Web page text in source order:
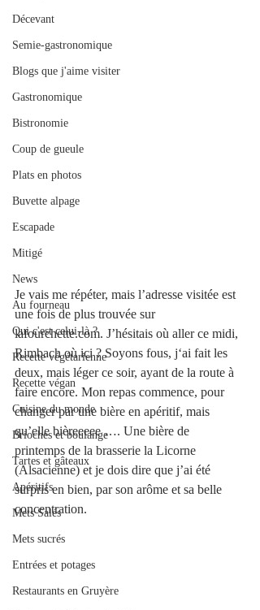
Décevant
Semie-gastronomique
Blogs que j'aime visiter
Gastronomique
Bistronomie
Coup de gueule
Plats en photos
Buvette alpage
Escapade
Mitigé
News
Au fourneau
Qui c'est celui-là ?
Recette végétarienne
Recette végan
Cuisine du monde
Brioches et boulange
Tartes et gâteaux
Apéritifs
Mets Salés
Mets sucrés
Entrées et potages
Restaurants en Gruyère
Je vais me répéter, mais l’adresse visitée est
une fois de plus trouvée sur
lafourchette.com. J’hésitais où aller ce midi,
Rimbach où ici ? Soyons fous, j‘ai fait les
deux, mais léger ce soir, ayant de la route à
faire encore. Mon repas commence, pour
changer par une bière en apéritif, mais
qu’elle bièreeeee …. Une bière de
printemps de la brasserie la Licorne
(Alsacienne) et je dois dire que j’ai été
surpris en bien, par son arôme et sa belle
concentration.